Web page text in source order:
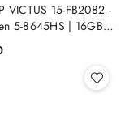
VICTUS 15-FB2082 -
5-8645HS | 16GB |
4050 6144MB |